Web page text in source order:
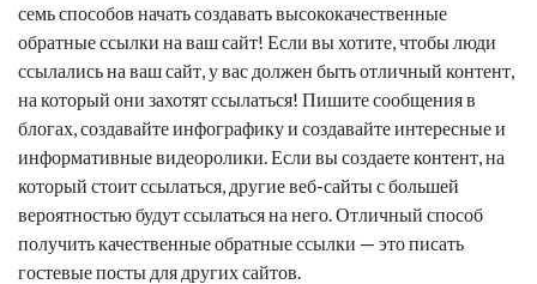
семь способов начать создавать высококачественные
обратные ссылки на ваш сайт! Если вы хотите, чтобы люди
ссылались на ваш сайт, у вас должен быть отличный контент,
на который они захотят ссылаться! Пишите сообщения в
блогах, создавайте инфографику и создавайте интересные и
информативные видеоролики. Если вы создаете контент, на
который стоит ссылаться, другие веб-сайты с большей
вероятностью будут ссылаться на него. Отличный способ
получить качественныеобратные ссылки — это писать
гостевые посты для других сайтов.